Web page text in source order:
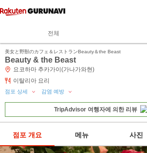
전체
美女と野獣のカフェ＆レストランBeauty＆the Beast
Beauty & the Beast
요코하마 추카가이(가나가와현)
이탈리아 요리
점포 상세 감염 예방
TripAdvisor 여행자에 의한 리뷰
점포 개요 메뉴 사진